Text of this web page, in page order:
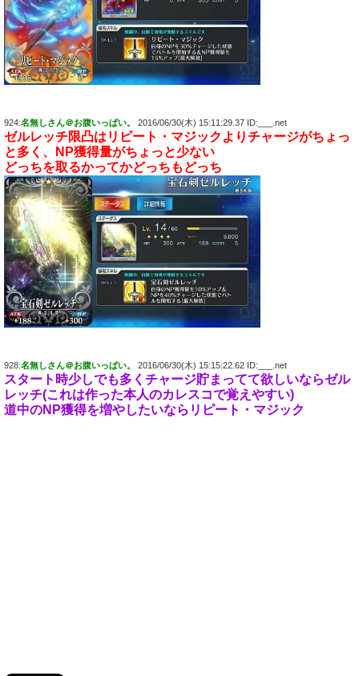
924:名無しさん＠お腹いっぱい。 2016/06/30(木) 15:11:29.37 ID:___.net
ゼルレッチ限凸はリピート・マジックよりチャージがちょっ
と多く、NP獲得量がちょっと少ない
どっちを取るかってかどっちもどっち
928:名無しさん＠お腹いっぱい。 2016/06/30(木) 15:15:22.62 ID:___.net
スタート時少しでも多くチャージ貯まってて欲しいならゼル
レッチ(これは作った本人のカレスコで覚えやすい)
道中のNP獲得を増やしたいならリピート・マジック